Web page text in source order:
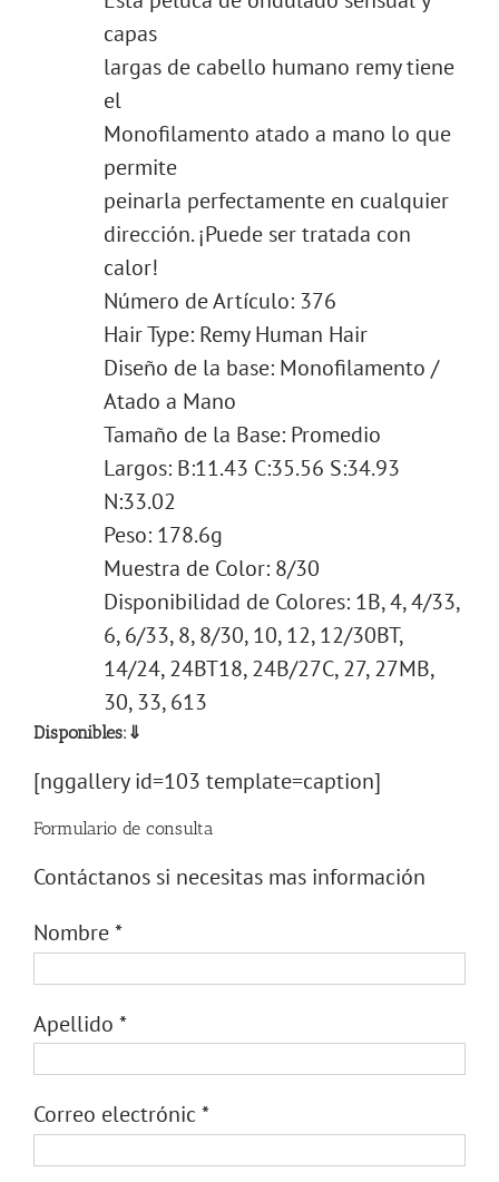
capas
largas de cabello humano remy tiene
el
Monofilamento atado a mano lo que
permite
peinarla perfectamente en cualquier
dirección. ¡Puede ser tratada con
calor!
Número de Artículo: 376
Hair Type: Remy Human Hair
Diseño de la base: Monofilamento /
Atado a Mano
Tamaño de la Base: Promedio
Largos: B:11.43 C:35.56 S:34.93
N:33.02
Peso: 178.6g
Muestra de Color: 8/30
Disponibilidad de Colores: 1B, 4, 4/33,
6, 6/33, 8, 8/30, 10, 12, 12/30BT,
14/24, 24BT18, 24B/27C, 27, 27MB,
30, 33, 613
Disponibles:⇓
[nggallery id=103 template=caption]
Formulario de consulta
Contáctanos si necesitas mas información
Nombre*
Apellido *
Correo electrónic*